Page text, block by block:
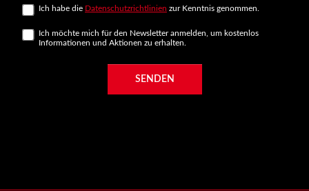
Ich habe die Datenschutzrichtlinien zur Kenntnis genommen.
Ich möchte mich für den Newsletter anmelden, um kostenlos
Informationen und Aktionen zu erhalten.
SENDEN